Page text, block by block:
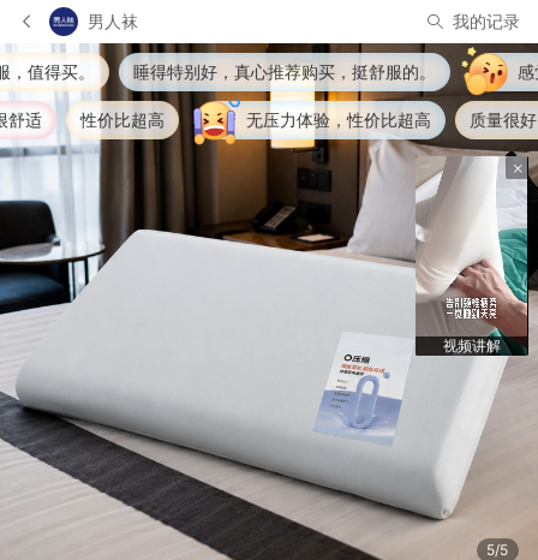
男人袜 我的记录
真心推荐购买，挺舒服的。
无压力体验，性价比超高
感觉每晚都在享受酒店般的舒
质量很好，值得买，睡的还挺舒服的
5/5
视频讲解